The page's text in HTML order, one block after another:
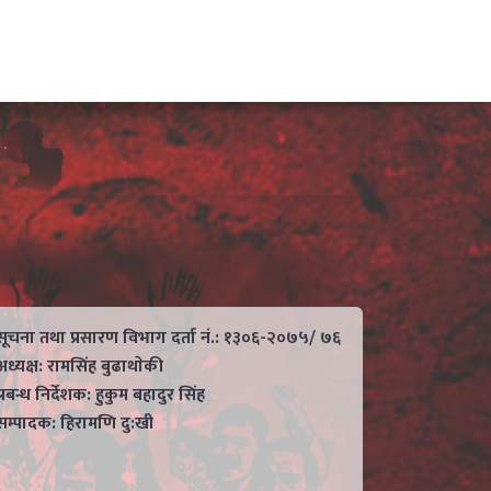
तथा प्रसारण विभाग दर्ता नं.: १३०६-२०७५/ ७६
रामसिंह बुढाथाेकी
निर्देशक: हुकुम बहादुर सिंह
हिरामणि दु:खी